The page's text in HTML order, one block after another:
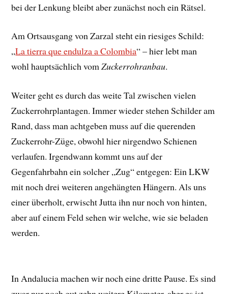
bei der Lenkung bleibt aber zunächst noch ein Rätsel.
Am Ortsausgang von Zarzal steht ein riesiges Schild:
„La tierra que endulza a Colombia“ – hier lebt man
wohl hauptsächlich vomZuckerrohranbau.
Weiter geht es durch das weite Tal zwischen vielen
Zuckerrohrplantagen. Immer wieder stehen Schilder am
Rand, dass man achtgeben muss auf die querenden
Zuckerrohr-Züge, obwohl hier nirgendwo Schienen
verlaufen. Irgendwann kommt uns auf der
Gegenfahrbahn ein solcher „Zug“ entgegen: Ein LKW
mit noch drei weiteren angehängten Hängern. Als uns
einer überholt, erwischt Jutta ihn nur noch von hinten,
aber auf einem Feld sehen wir welche, wie sie beladen
werden.
In Andalucia machen wir noch eine dritte Pause. Es sind